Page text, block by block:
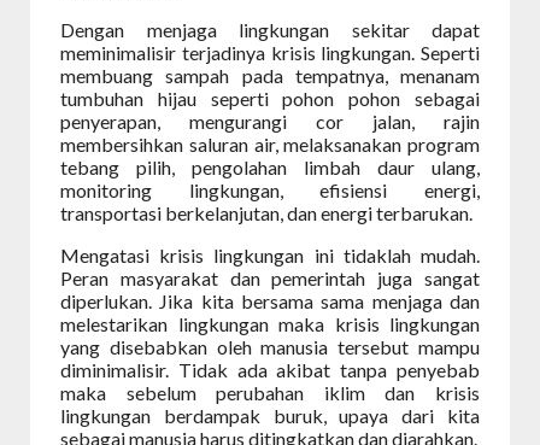
Dengan menjaga lingkungan sekitar dapat
meminimalisir terjadinya krisis lingkungan. Seperti
membuang sampah pada tempatnya, menanam
tumbuhan hijau seperti pohon pohon sebagai
penyerapan, mengurangi cor jalan, rajin
membersihkan saluran air, melaksanakan program
tebang pilih, pengolahan limbah daur ulang,
monitoring lingkungan, efisiensi energi,
transportasi berkelanjutan, dan energi terbarukan.
Mengatasi krisis lingkungan ini tidaklah mudah.
Peran masyarakat dan pemerintah juga sangat
diperlukan. Jika kita bersama sama menjaga dan
melestarikan lingkungan maka krisis lingkungan
yang disebabkan oleh manusia tersebut mampu
diminimalisir. Tidak ada akibat tanpa penyebab
maka sebelum perubahan iklim dan krisis
lingkungan berdampak buruk, upaya dari kita
sebagai manusia harus ditingkatkan dan diarahkan.